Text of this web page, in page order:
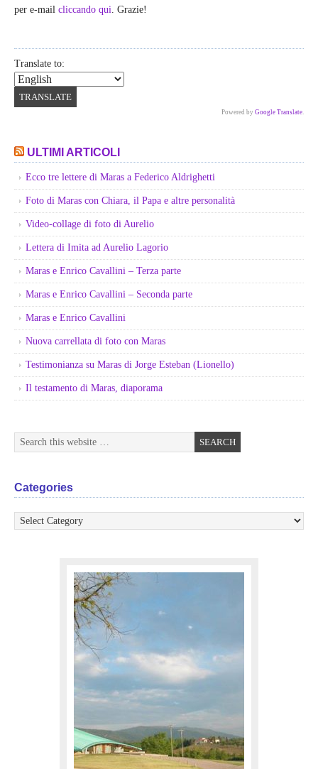
per e-mail cliccando qui. Grazie!
Translate to:
Powered by Google Translate.
ULTIMI ARTICOLI
Ecco tre lettere di Maras a Federico Aldrighetti
Foto di Maras con Chiara, il Papa e altre personalità
Video-collage di foto di Aurelio
Lettera di Imita ad Aurelio Lagorio
Maras e Enrico Cavallini – Terza parte
Maras e Enrico Cavallini – Seconda parte
Maras e Enrico Cavallini
Nuova carrellata di foto con Maras
Testimonianza su Maras di Jorge Esteban (Lionello)
Il testamento di Maras, diaporama
Categories
Categories